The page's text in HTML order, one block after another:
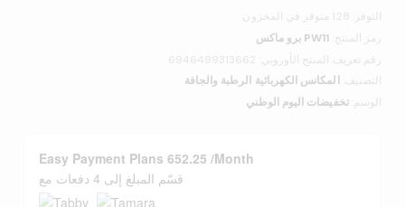
التوفر:
128 متوفر في المخزون
رمز المنتج: PW11 برو ماكس
رقم تعريف المنتج الأوروبي
6946499313662
التصنيف:المكانس الكهربائية الرطبة والجافة
الوسم:تخفيضات اليوم الوطني
Easy Payment Plans 652.25 /Month
قسّم المبلغ إلى 4 دفعات مع